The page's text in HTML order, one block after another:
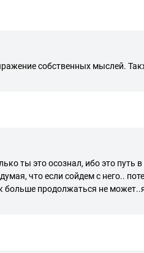
собственных мыслей.
ты это осознал, ибо это путь
что если сойдем с него..
продолжаться не